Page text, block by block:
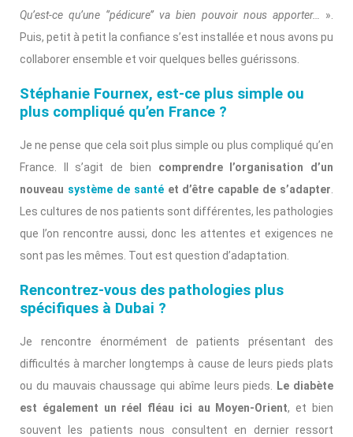
Qu’est-ce qu’une ‘’pédicure’’ va bien pouvoir nous apporter… ».
Puis, petit à petit la confiance s’est installée et nous avons pu
collaborer ensemble et voir quelques belles guérissons.
Stéphanie Fournex, est-ce plus simple ou
plus compliqué qu’en France ?
Je ne pense que cela soit plus simple ou plus compliqué qu’en
France. Il s’agit de bien comprendre l’organisation d’un
nouveau système de santéet d’être capable de s’adapter
Les cultures de nos patients sont différentes, les pathologies
que l’on rencontre aussi, donc les attentes et exigences ne
sont pas les mêmes. Tout est question d’adaptation.
Rencontrez-vous des pathologies plus
spécifiques à Dubai ?
Je rencontre énormément de patients présentant des
difficultés à marcher longtemps à cause de leurs pieds plats
ou du mauvais chaussage qui abîme leurs pieds.
Le diabète
est également un réel fléau ici au Moyen-Orient, et bien
souvent les patients nous consultent en dernier ressort